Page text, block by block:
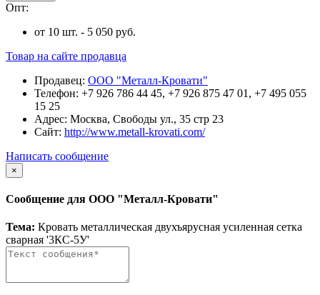
Опт:
от 10 шт. - 5 050 руб.
Товар на сайте продавца
Продавец: ООО "Металл-Кровати"
Телефон: +7 926 786 44 45, +7 926 875 47 01, +7 495 055
15 25
Адрес: Москва, Свободы ул., 35 стр 23
Сайт: http://www.metall-krovati.com/
Написать сообщение
×
Сообщение для ООО "Металл-Кровати"
Тема: Кровать металлическая двухъярусная усиленная сетка
сварная '3КС-5У'